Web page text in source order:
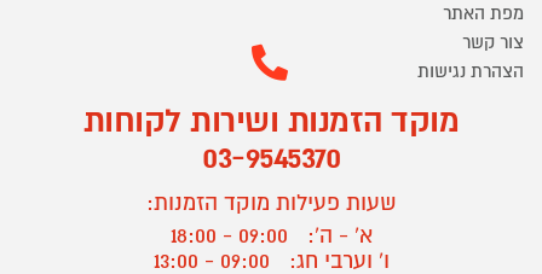
מפת האתר
צור קשר
הצהרת נגישות
מוקד הזמנות ושירות לקוחות
03-9545370
שעות פעילות מוקד הזמנות:
א' - ה':
09:00 - 18:00
ו' וערבי חג:
09:00 - 13:00